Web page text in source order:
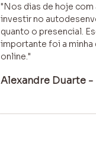
"Nos dias de hoje
investir no
quanto o presencial.
importante foi a minha
online."
Alexandre Duarte